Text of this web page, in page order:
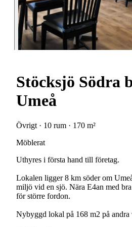
Stöcksjö Södra
Umeå
Övrigt · 10 rum · 170 m²
Möblerat
Uthyres i första hand till företag.
Lokalen ligger 8 km söder om
miljö vid en sjö. Nära E4an med
för större fordon.
Nybyggd lokal på 168 m2 på andra